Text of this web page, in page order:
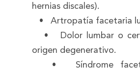
hernias discales).
• Artropatía facetaria
• Dolor lumbar o
origen degenerativo.
• Síndrome